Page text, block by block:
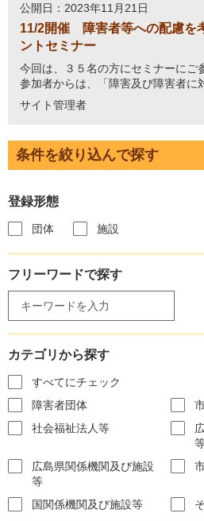
公開日：2023年11月21日
11/2開催 障害者等への配慮を
ントセミナー
今回は、３５名の方にセミナーにご
参加者からは、「障害及び障害者に
サイト管理者
条件を絞り込んで探す
登録形態
団体 施設
フリーワードで探す
カテゴリから探す
すべてにチェック
障害者団体
社会福祉法人等
広島県関係機関及び施設
等
国関係機関及び施設等